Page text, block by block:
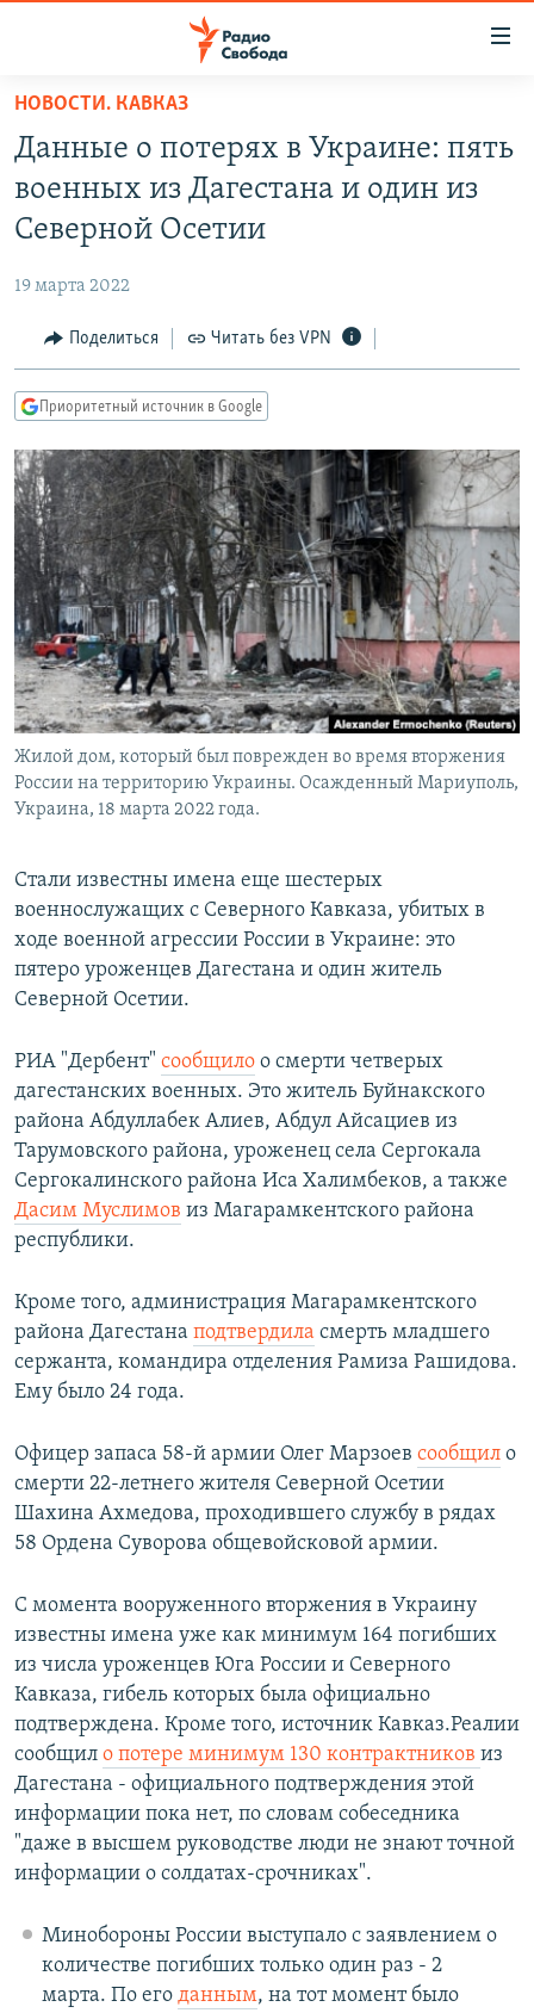
упрощенного
доступа
основному
Вернутся
Вернутся
поиску
ПОДКАСТЫ
АВТОРСКИЕ ПРОЕКТЫ
МНЕНИЯ
КУЛЬТУРА
КАВКАЗ.РЕАЛИИ
СЕВЕР.РЕАЛИИ
СИБИРЬ.РЕАЛИИ
РАСПИСАНИЕ ВЕЩАНИЯ
ПОДПИШИТЕСЬ НА РАССЫЛКУ
СОЦИАЛЬНЫЕ СЕТИ
Все сайты РСЕ/РС
НОВОСТИ. КАВКАЗ
Данные о потерях в Украине: пять
военных из Дагестана и один из
Северной Осетии
19 марта 2022
Поделиться Читать без VPN
Приоритетный источник в Google
Жилой дом, который был поврежден во время вторжения
России на территорию Украины. Осажденный Мариуполь,
Украина, 18 марта 2022 года.
Стали известны имена еще шестерых
военнослужащих с Северного Кавказа, убитых в
ходе военной агрессии России в Украине: это
пятеро уроженцев Дагестана и один житель
Северной Осетии.
РИА "Дербент" сообщило о смерти четверых
дагестанских военных. Это житель Буйнакского
района Абдуллабек Алиев, Абдул Айсациев из
Тарумовского района, уроженец села Сергокала
Сергокалинского района Иса Халимбеков, а также
Дасим Муслимов из Магарамкентского района
республики.
Кроме того, администрация Магарамкентского
района Дагестана подтвердила смерть младшего
сержанта, командира отделения Рамиза Рашидова.
Ему было 24 года.
Офицер запаса 58-й армии Олег Марзоев сообщил о
смерти 22-летнего жителя Северной Осетии
Шахина Ахмедова, проходившего службу в рядах
58 Ордена Суворова общевойсковой армии.
С момента вооруженного вторжения в Украину
известны имена уже как минимум 164 погибших
из числа уроженцев Юга России и Северного
Кавказа, гибель которых была официально
подтверждена. Кроме того, источник Кавказ.Реалии
сообщил о потере минимум 130 контрактников из
Дагестана - официального подтверждения этой
информации пока нет, по словам собеседника
"даже в высшем руководстве люди не знают точной
информации о солдатах-срочниках".
Минобороны России выступало с заявлением о
количестве погибших только один раз - 2
марта. По его данным, на тот момент было